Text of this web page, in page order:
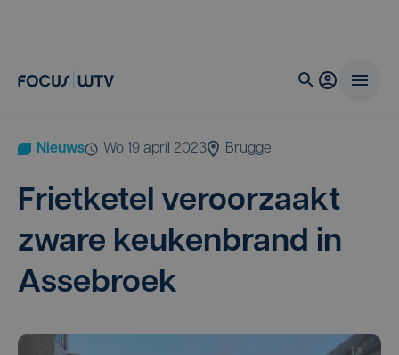
Nieuws wo 19 april 2023 Brugge
Friet­ke­tel ver­oor­zaakt
zwa­re keu­ken­brand in
Assebroek